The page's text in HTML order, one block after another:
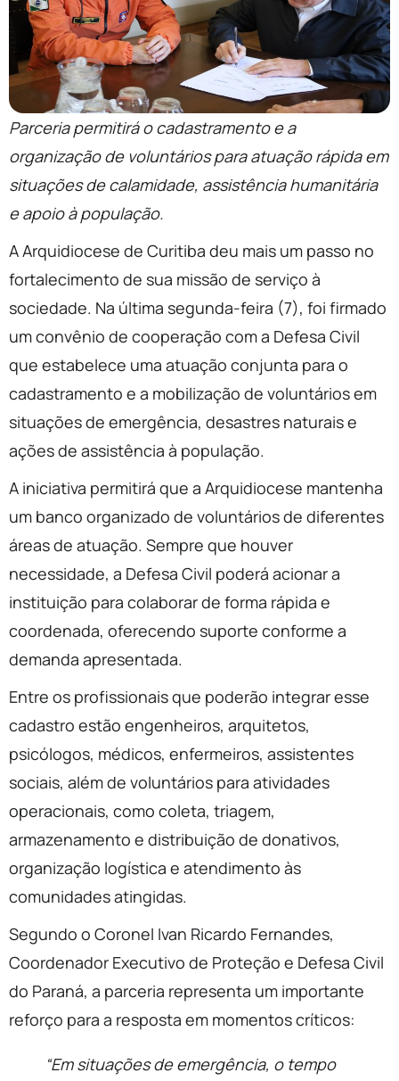
Parceria permitirá o cadastramento e a
organização de voluntários para atuação rápida em
situações de calamidade, assistência humanitária
e apoio à população.
A Arquidiocese de Curitiba deu mais um passo no
fortalecimento de sua missão de serviço à
sociedade. Na última segunda-feira (7), foi firmado
um convênio de cooperação com a Defesa Civil
que estabelece uma atuação conjunta para o
cadastramento e a mobilização de voluntários em
situações de emergência, desastres naturais e
ações de assistência à população.
A iniciativa permitirá que a Arquidiocese mantenha
um banco organizado de voluntários de diferentes
áreas de atuação. Sempre que houver
necessidade, a Defesa Civil poderá acionar a
instituição para colaborar de forma rápida e
coordenada, oferecendo suporte conforme a
demanda apresentada.
Entre os profissionais que poderão integrar esse
cadastro estão engenheiros, arquitetos,
psicólogos, médicos, enfermeiros, assistentes
sociais, além de voluntários para atividades
operacionais, como coleta, triagem,
armazenamento e distribuição de donativos,
organização logística e atendimento às
comunidades atingidas.
Segundo o Coronel Ivan Ricardo Fernandes,
Coordenador Executivo de Proteção e Defesa Civil
do Paraná, a parceria representa um importante
reforço para a resposta em momentos críticos:
“Em situações de emergência, o tempo